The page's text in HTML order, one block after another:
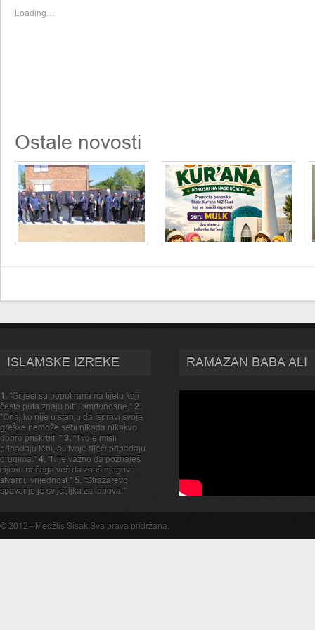
Loading…
Ostale novosti
ISLAMSKE IZREKE
1. "Grijesi su poput rana na tijelu koji
često puta znaju biti i smrtonosne." 2.
"Onaj ko nije u stanju da ispravi svoje
greške nemože sebi nikada nikakvo
dobro priskrbiti." 3. "Tvoje misli
pripadaju tebi, ali tvoje rijeći pripadaju
drugima." 4. "Nije važno da požnaješ
cijenu nečega,već da znaš njegovu
stvarnu vrijednost." 5. "Stražarevo
spavanje je svijetiljka za lopova."
RAMAZAN BABA ALI
© 2012 - Medžlis Sisak.Sva prava pridržana.